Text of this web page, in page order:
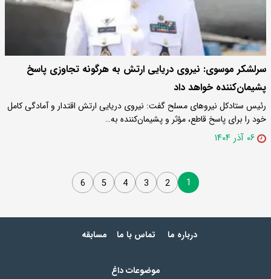
سرلشکر موسوی: نیروی دریایی ارتش به هرگونه تجاوزی پاسخ
پشیمان‌کننده خواهد داد
رئیس ستادکل نیرو‌های مسلح گفت: نیروی دریایی ارتش اقتدار و آمادگی کامل
خود را برای پاسخ قاطع، مؤثر و پشیمان‌کننده به…
۰۶ آذر ۱۴۰۴
1
2
3
4
5
6
درباره ما تماس با ما مسابقه
موضوعات داغ